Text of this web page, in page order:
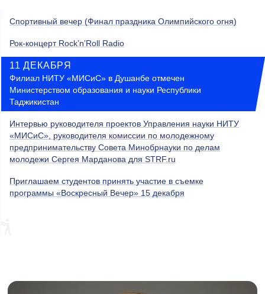
Спортивный вечер (Финал праздника Олимпийского огня)
Рок-концерт Rock’n’Roll Radio
11 ДЕКАБРЯ
Филиал НИТУ «МИСиС» в Душанбе отмечен
Министерством образования и науки Республики
Таджикистан
Интервью руководителя проектов Управления науки НИТУ
«МИСиС», руководителя комиссии по молодежному
предпринимательству Совета Минобрнауки по делам
молодежи Сергея Марданова для STRF.ru
Приглашаем студентов принять участие в съемке
программы «Воскресный Вечер» 15 декабря